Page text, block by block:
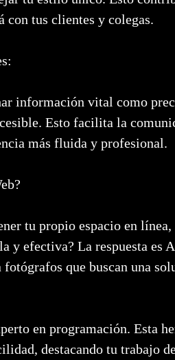
con tus clientes y colegas.
información vital como
Esto facilita la
más fluida y profesional.
tu propio espacio en
y efectiva? La respuesta es
que buscan una
en programación. Esta
destacando tu trabajo